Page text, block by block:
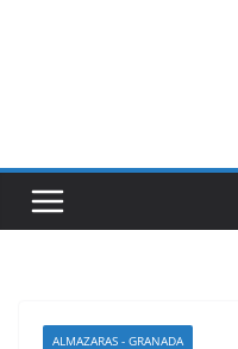
ALMAZARAS - GRANADA